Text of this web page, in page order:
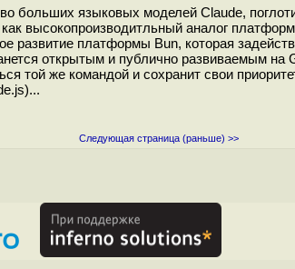
больших языковых моделей Claude,
высокопроизводитльный аналог
развитие платформы Bun, которая
открытым и публично развиваемым на
той же командой и сохранит свои
Следующая страница (раньше) >>